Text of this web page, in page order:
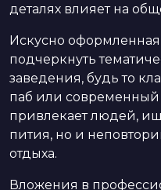
деталях влияет на
Искусно
подчеркнуть
заведения, будь то
паб или современный
привлекает людей,
пития, но и
отдыха.
Вложения в